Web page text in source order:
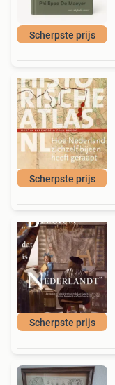
Scherpste prijs
Scherpste prijs
Scherpste prijs